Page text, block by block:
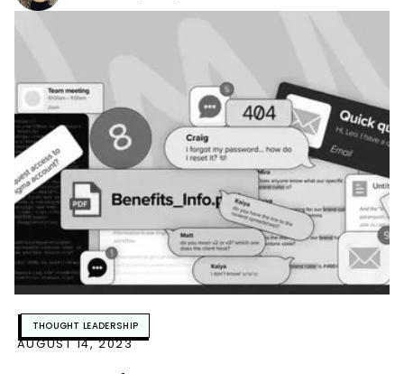
THOUGHT LEADERSHIP
AUGUST 14, 2023